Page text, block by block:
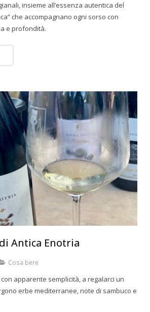
insieme all’essenza autentica del
che accompagnano ogni sorso con
e profondità.
Antica Enotria
Cosa bere
con apparente semplicità, a regalarci un
erbe mediterranee, note di sambuco e